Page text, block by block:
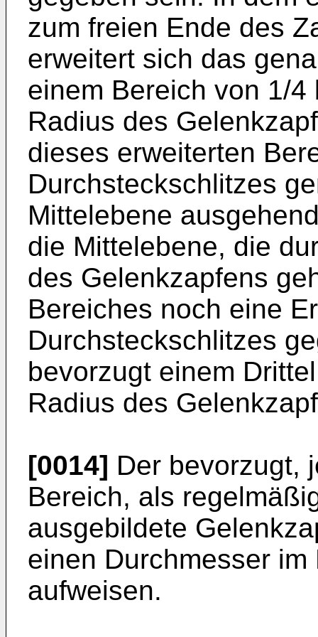
zum freien Ende des
erweitert sich das
einem Bereich von 1/
Radius des
dieses erweiterten
Durchsteckschlitzes
Mittelebene
die Mittelebene, die
des Gelenkzapfens
Bereiches noch eine
Durchsteckschlitzes
bevorzugt einem
Radius des
[0014] Der bevorzugt,
Bereich, als
ausgebildete
einen Durchmesser
aufweisen.